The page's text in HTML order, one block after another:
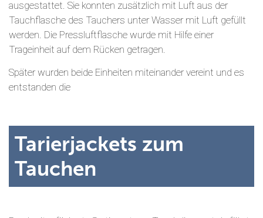
ausgestattet. Sie konnten zusätzlich mit Luft aus der
Tauchflasche des Tauchers unter Wasser mit Luft gefüllt
werden. Die Pressluftflasche wurde mit Hilfe einer
Trageinheit auf dem Rücken getragen.
Später wurden beide Einheiten miteinander vereint und es
entstanden die
Tarierjackets zum
Tauchen